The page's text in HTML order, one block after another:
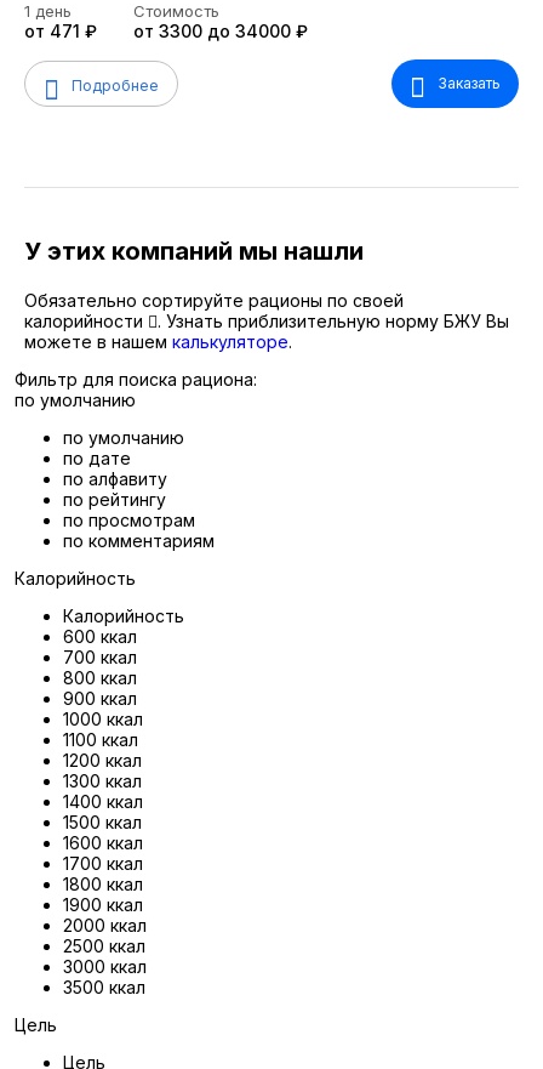
1 день
от 471 ₽
Стоимость
от 3300 до 34000 ₽
Подробнее Заказать
У этих компаний мы нашли
Обязательно сортируйте рационы по своей
калорийности
. Узнать приблизительную норму БЖУ Вы
можете в нашем калькуляторе.
Фильтр для поиска рациона:
по умолчанию
по умолчанию
по дате
по алфавиту
по рейтингу
по просмотрам
по комментариям
Калорийность
Калорийность
600 ккал
700 ккал
800 ккал
900 ккал
1000 ккал
1100 ккал
1200 ккал
1300 ккал
1400 ккал
1500 ккал
1600 ккал
1700 ккал
1800 ккал
1900 ккал
2000 ккал
2500 ккал
3000 ккал
3500 ккал
Цель
Цель